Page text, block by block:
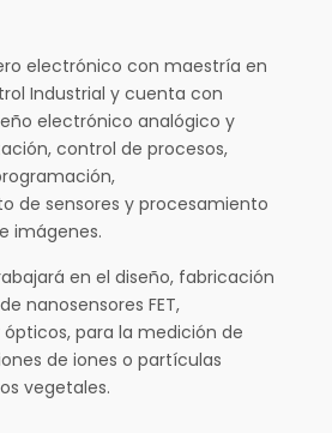
electrónico con maestría en
Industrial y cuenta con
electrónico analógico y
control de procesos,
de sensores y procesamiento
imágenes.
en el diseño, fabricación
nanosensores FET,
para la medición de
de iones o partículas
vegetales.